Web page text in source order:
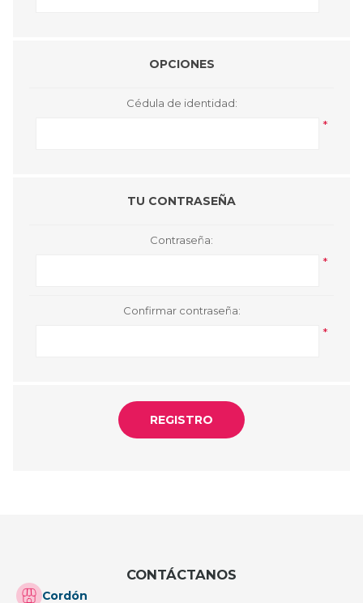
OPCIONES
Cédula de identidad:
*
TU CONTRASEÑA
Contraseña:
*
Confirmar contraseña:
*
CONTÁCTANOS
Cordón